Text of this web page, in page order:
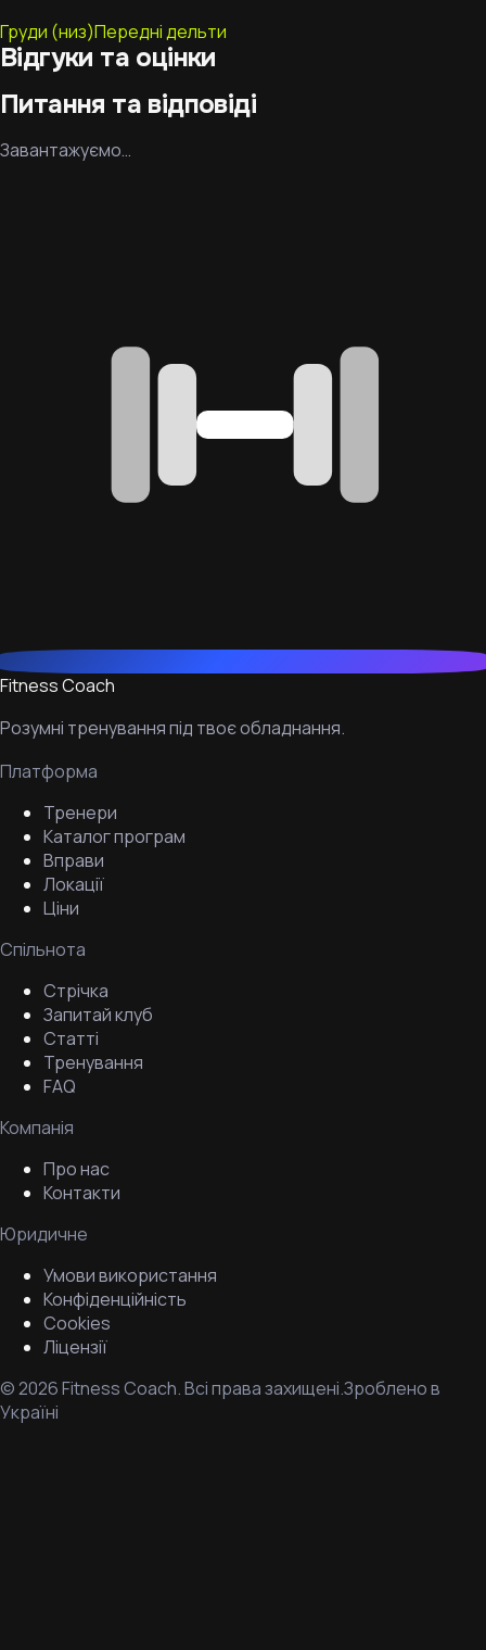
Груди (низ)Передні дельти
Відгуки та оцінки
Питання та відповіді
Завантажуємо…
Fitness Coach
Розумні тренування під твоє обладнання.
Платформа
Тренери
Каталог програм
Вправи
Локації
Ціни
Спільнота
Стрічка
Запитай клуб
Статті
Тренування
FAQ
Компанія
Про нас
Контакти
Юридичне
Умови використання
Конфіденційність
Cookies
Ліцензії
©2026Fitness Coach.Всі права захищені.Зроблено в
Україні